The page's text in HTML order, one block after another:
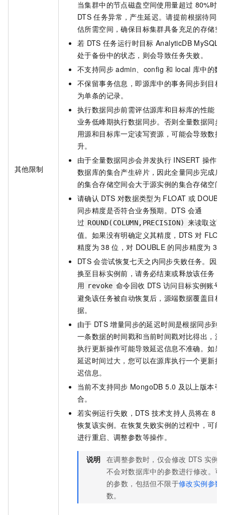
其他限制
当集群中的节点磁盘空间使用量超过 80%时
DTS 任务异常，产生延迟。请提前根据待同
估所需空间，确保目标集群具备充足的存储空
若 DTS 任务运行时目标 AnalyticDB MySQL
处于备份中的状态，则会导致任务失败。
不支持同步 admin、config 和 local 库中的数
不保留事务信息，即源库中的事务同步到目标
为单条的记录。
执行数据同步前需评估源库和目标库的性能，
业务低峰期执行数据同步。否则全量数据同步
用源和目标库一定读写资源，可能会导致数据
升。
由于全量数据同步会并发执行 INSERT 操作
数据库的集合产生碎片，因此全量同步完成后
的集合存储空间会大于源实例的集合存储空间
请确认 DTS 对数据类型为 FLOAT 或
同步精度是否符合业务预期。DTS 会通
过 ROUND(COLUMN,PRECISION) 来读取这
值。如果没有明确定义其精度，DTS 对
精度为 38 位，对 DOUBLE 的同步精度为
DTS 会尝试恢复七天之内同步失败任务。因
换至目标实例前，请务必结束或释放该任务，
用 revoke 命令回收 DTS 访问目标实例账号
避免该任务被自动恢复后，源端数据覆盖目标
据。
由于 DTS 增量同步的延迟时间是根据同步到
一条数据的时间戳和当前时间戳对比得出，源
执行更新操作可能导致延迟信息不准确。如果
延迟时间过大，您可以在源库执行一个更新操
迟信息。
当前不支持同步 MongoDB 5.0 及以上版本引
合。
若实例运行失败，DTS 技术支持人员将在 8
恢复该实例。在恢复失败实例的过程中，可能
进行重启、调整参数等操作。
说明 在调整参数时，仅会修改 DTS 实例
不会对数据库中的参数进行修改。 可
的参数，包括但不限于修改实例参数
数。